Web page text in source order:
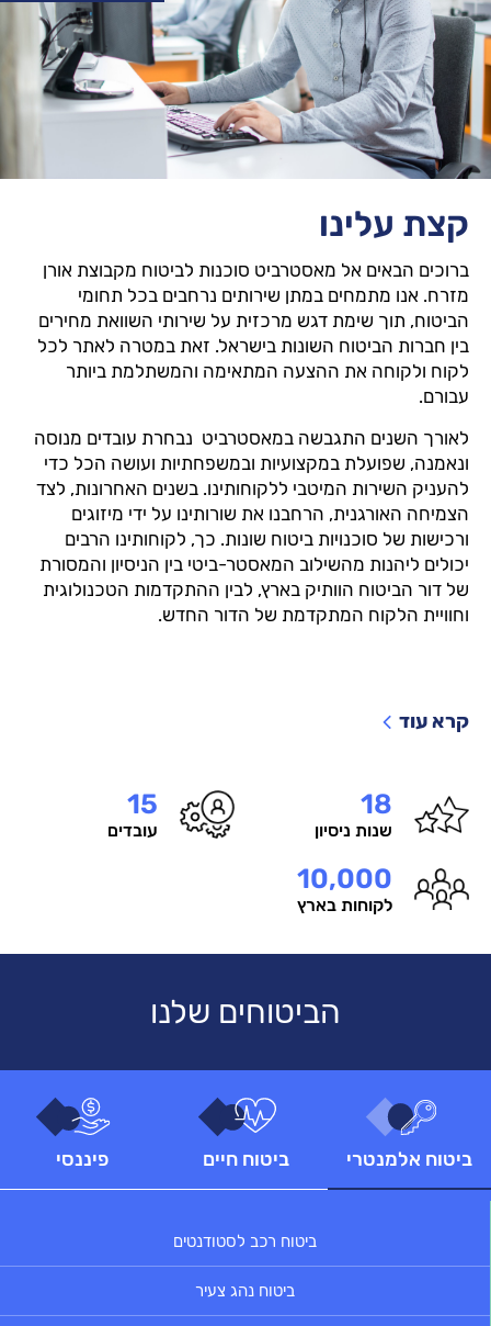
קצת עלינו
ברוכים הבאים אל מאסטרביט סוכנות לביטוח מקבוצת אורן
מזרח. אנו מתמחים במתן שירותים נרחבים בכל תחומי
הביטוח, תוך שימת דגש מרכזית על שירותי השוואת מחירים
בין חברות הביטוח השונות בישראל. זאת במטרה לאתר לכל
לקוח ולקוחה את ההצעה המתאימה והמשתלמת ביותר
עבורם.
לאורך השנים התגבשה במאסטרביט נבחרת עובדים מנוסה
ונאמנה, שפועלת במקצועיות ובמשפחתיות ועושה הכל כדי
להעניק השירות המיטבי ללקוחותינו. בשנים האחרונות, לצד
הצמיחה האורגנית, הרחבנו את שורותינו על ידי מיזוגים
ורכישות של סוכנויות ביטוח שונות. כך, לקוחותינו הרבים
יכולים ליהנות מהשילוב המאסטר-ביטי בין הניסיון והמסורת
של דור הביטוח הוותיק בארץ, לבין ההתקדמות הטכנולוגית
וחוויית הלקוח המתקדמת של הדור החדש.
קרא עוד
18
שנות ניסיון
15
עובדים
10,000
לקוחות בארץ
הביטוחים שלנו
ביטוח אלמנטרי ביטוח חיים פיננסי
ביטוח רכב לסטודנטים
ביטוח נהג צעיר